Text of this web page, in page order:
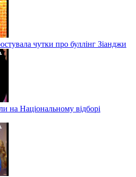
чутки про буллінг Зіанджи
на Національному відборі